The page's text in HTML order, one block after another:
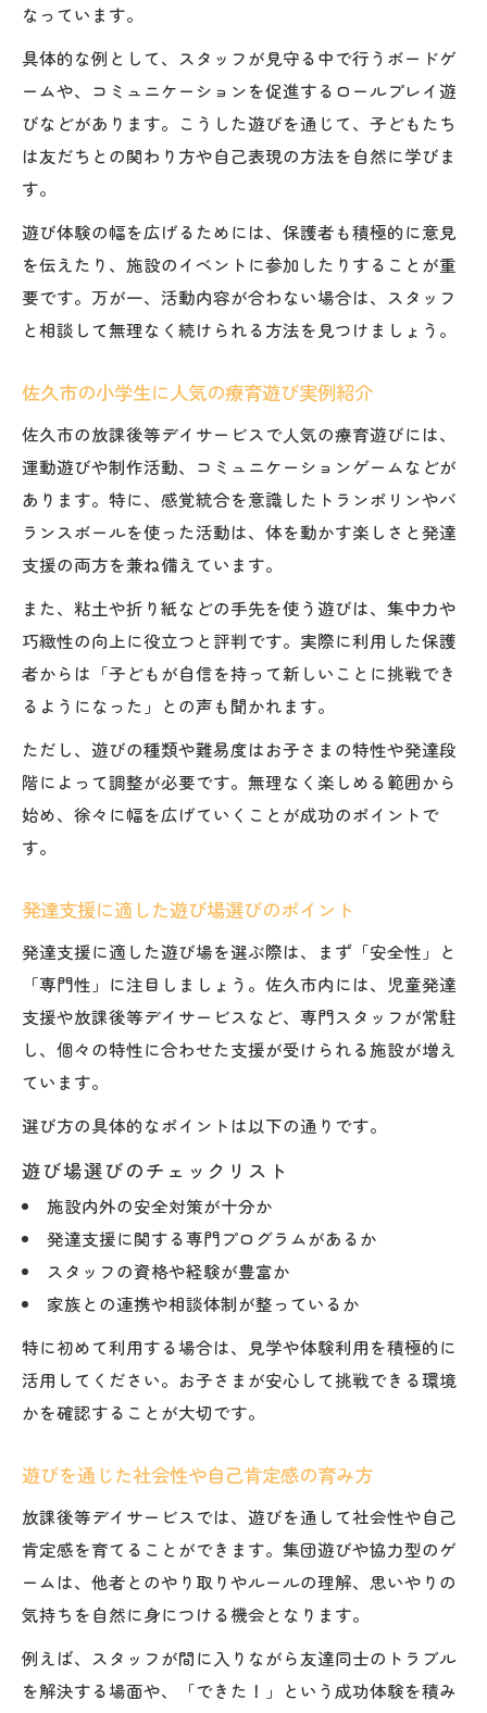
なっています。
具体的な例として、スタッフが見守る中で行うボードゲ
ームや、コミュニケーションを促進するロールプレイ遊
びなどがあります。こうした遊びを通じて、子どもたち
は友だちとの関わり方や自己表現の方法を自然に学びま
す。
遊び体験の幅を広げるためには、保護者も積極的に意見
を伝えたり、施設のイベントに参加したりすることが重
要です。万が一、活動内容が合わない場合は、スタッフ
と相談して無理なく続けられる方法を見つけましょう。
佐久市の小学生に人気の療育遊び実例紹介
佐久市の放課後等デイサービスで人気の療育遊びには、
運動遊びや制作活動、コミュニケーションゲームなどが
あります。特に、感覚統合を意識したトランポリンやバ
ランスボールを使った活動は、体を動かす楽しさと発達
支援の両方を兼ね備えています。
また、粘土や折り紙などの手先を使う遊びは、集中力や
巧緻性の向上に役立つと評判です。実際に利用した保護
者からは「子どもが自信を持って新しいことに挑戦でき
るようになった」との声も聞かれます。
ただし、遊びの種類や難易度はお子さまの特性や発達段
階によって調整が必要です。無理なく楽しめる範囲から
始め、徐々に幅を広げていくことが成功のポイントで
す。
発達支援に適した遊び場選びのポイント
発達支援に適した遊び場を選ぶ際は、まず「安全性」と
「専門性」に注目しましょう。佐久市内には、児童発達
支援や放課後等デイサービスなど、専門スタッフが常駐
し、個々の特性に合わせた支援が受けられる施設が増え
ています。
選び方の具体的なポイントは以下の通りです。
遊び場選びのチェックリスト
施設内外の安全対策が十分か
発達支援に関する専門プログラムがあるか
スタッフの資格や経験が豊富か
家族との連携や相談体制が整っているか
特に初めて利用する場合は、見学や体験利用を積極的に
活用してください。お子さまが安心して挑戦できる環境
かを確認することが大切です。
遊びを通じた社会性や自己肯定感の育み方
放課後等デイサービスでは、遊びを通して社会性や自己
肯定感を育てることができます。集団遊びや協力型のゲ
ームは、他者とのやり取りやルールの理解、思いやりの
気持ちを自然に身につける機会となります。
例えば、スタッフが間に入りながら友達同士のトラブル
を解決する場面や、「できた！」という成功体験を積み